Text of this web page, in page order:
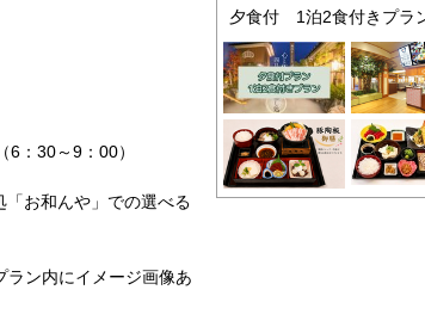
：30～9：00）
お和んや」での選べる
ラン内にイメージ画像あ
夕食付 1泊2食付きプラ